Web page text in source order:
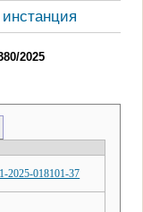
2025
2025-018101-37